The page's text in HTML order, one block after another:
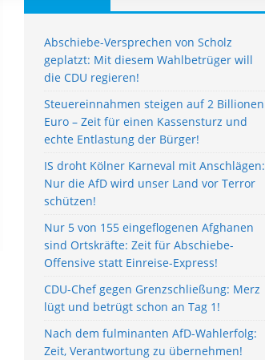
Abschiebe-Versprechen von Scholz
geplatzt: Mit diesem Wahlbetrüger will
die CDU regieren!
Steuereinnahmen steigen auf 2 Billionen
Euro – Zeit für einen Kassensturz und
echte Entlastung der Bürger!
IS droht Kölner Karneval mit Anschlägen:
Nur die AfD wird unser Land vor Terror
schützen!
Nur 5 von 155 eingeflogenen Afghanen
sind Ortskräfte: Zeit für Abschiebe-
Offensive statt Einreise-Express!
CDU-Chef gegen Grenzschließung: Merz
lügt und betrügt schon an Tag 1!
Nach dem fulminanten AfD-Wahlerfolg:
Zeit, Verantwortung zu übernehmen!